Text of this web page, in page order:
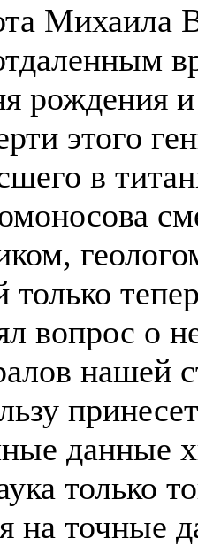
Михаила
рождения
этого
в
только
вопрос о
нашей
данные
только
на точные